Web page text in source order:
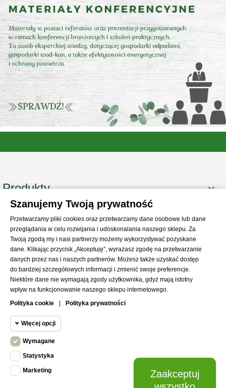
Produkty 
Informacje
Twoje konto 
Informacje o sklepie
Szanujemy Twoją prywatność
Przetwarzamy pliki cookies oraz przetwarzamy dane osobowe lub dane
przeglądania w celu rozwijania i udoskonalania naszego sklepu. Za
Twoją zgodą my i nasi partnerzy możemy wykorzystywać pozyskane
dane. Klikając przycisk „Akceptuję”, wyrażasz zgodę na przetwarzanie
danych przez nas i naszych partnerów. Możesz także uzyskać dostęp
do bardziej szczegółowych informacji i zmienić swoje preferencje.
Niektóre dane nie wymagają zgody użytkownika, gdyż mają istotny
wpływ na funkcjonowanie naszego sklepu internetowego.
Polityka cookie
Polityka prywatności
Więcej opcji
Wymagane
Wymagane pliki cookie oraz cookie
HttpOnly. Pliki cookie wymagane do
Cookie
Wymagane
Statystyka
Marketing
Zaakceptuj
© 2021SKLEP AbrysAll Rights Reserved